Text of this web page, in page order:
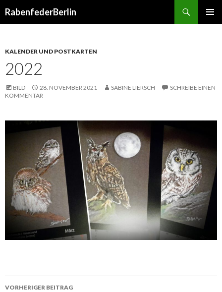
RabenfederBerlin
KALENDER UND POSTKARTEN
2022
BILD 28. NOVEMBER 2021 SABINE LIERSCH
SCHREIBE EINEN
KOMMENTAR
Beitrags-
VORHERIGER BEITRAG